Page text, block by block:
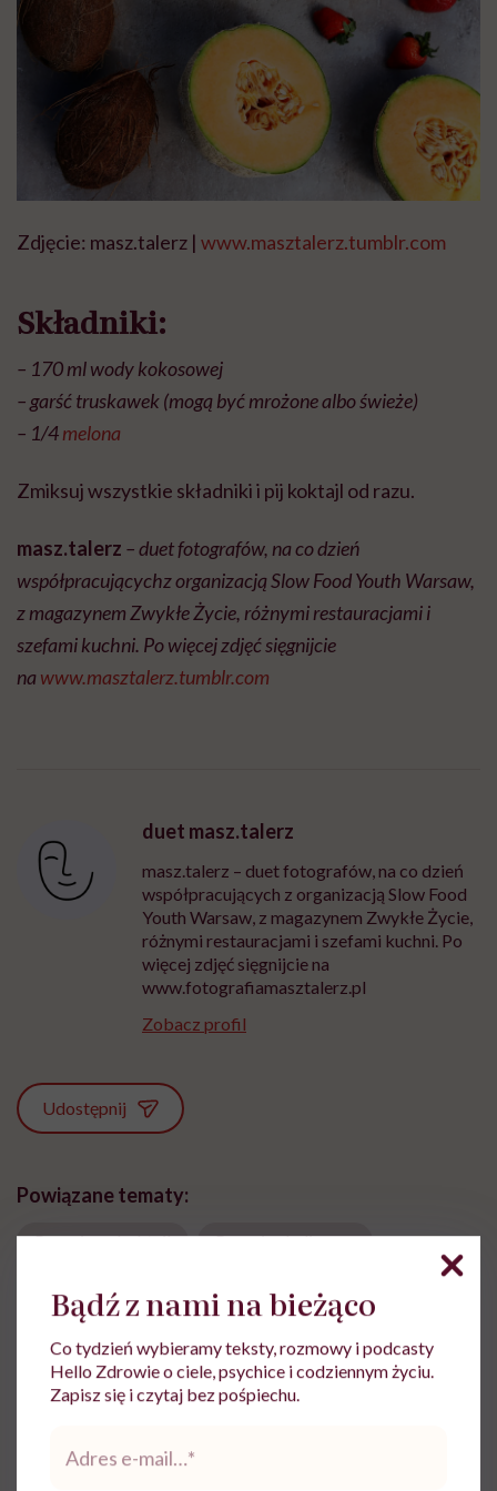
Zdjęcie: masz.talerz | www.masztalerz.tumblr.com
Składniki:
– 170 ml wody kokosowej
– garść truskawek (mogą być mrożone albo świeże)
– 1/4melona
Zmiksuj wszystkie składniki i pij koktajl od razu.
masz.talerz – duet fotografów, na co dzień
współpracującychz organizacją Slow Food Youth Warsaw,
z magazynem Zwykłe Życie, różnymi restauracjami i
szefami kuchni. Po więcej zdjęć sięgnijcie
na www.masztalerz.tumblr.com
duet masz.talerz
masz.talerz – duet fotografów, na co dzień
współpracujących z organizacją Slow Food
Youth Warsaw, z magazynem Zwykłe Życie,
różnymi restauracjami i szefami kuchni. Po
więcej zdjęć sięgnijcie na
www.fotografiamasztalerz.pl
Zobacz profil
Udostępnij
Powiązane tematy:
Przepis na koktajl Przepisy kulinarne
zdrowe koktajle
Treści zawarte w serwisie mają wyłącznie
problemów ze zdrowiem należy bezwzględnie
Bądź z nami na bieżąco
Co tydzień wybieramy teksty, rozmowy i podcasty
Hello Zdrowie o ciele, psychice i codziennym życiu.
Zapisz się i czytaj bez pośpiechu.
mail*